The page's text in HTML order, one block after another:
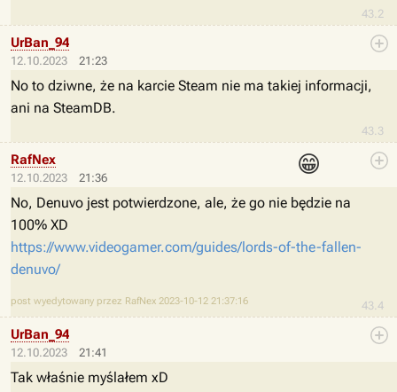
43.2
12.10.2023 21:23
43.3
UrBan_94
No to dziwne, że na karcie Steam nie ma takiej informacji,
ani na SteamDB.
12.10.2023 21:36
😁
43.4
RafNex
No, Denuvo jest potwierdzone, ale, że go nie będzie na
100% XD
https://www.videogamer.com/guides/lords-of-the-fallen-
denuvo/
post wyedytowany przez RafNex 2023-10-12 21:37:16
12.10.2023 21:41
UrBan_94
Tak właśnie myślałem xD